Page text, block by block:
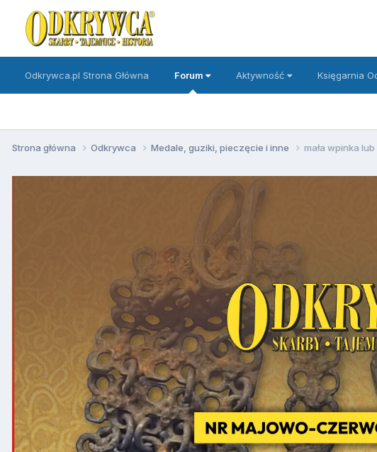
Odkrywca.pl Strona Główna Forum Aktywność Księgarnia
Strona główna Odkrywca Medale, guziki, pieczęcie i inne mała wpinka